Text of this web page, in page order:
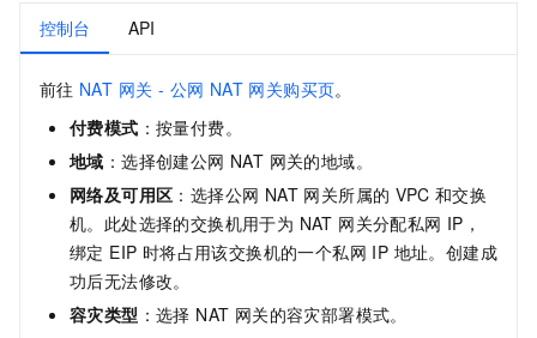
控制台 API
前往 NAT 网关 - 公网 NAT 网关购买页。
付费模式 ：按量付费。
地域 ：选择创建公网 NAT 网关的地域。
网络及可用区 ：选择公网 NAT 网关所属的 VPC 和交换
机。此处选择的交换机用于为 NAT 网关分配私网 IP，
绑定 EIP 时将占用该交换机的一个私网 IP 地址。创建成
功后无法修改。
容灾类型 ：选择 NAT 网关的容灾部署模式。